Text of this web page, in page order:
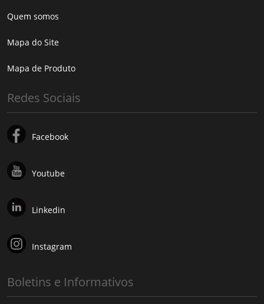
Quem somos
Mapa do Site
Mapa de Produto
Redes Sociais
Facebook
Youtube
Linkedin
Instagram
Boletins e Informativos